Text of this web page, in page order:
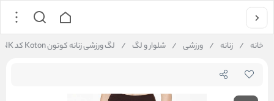
خانه / زنانه / ورزشی / شلوار و لگ / لگ ورزشی زنانه کوتون Koton کد 6WAK40016NK